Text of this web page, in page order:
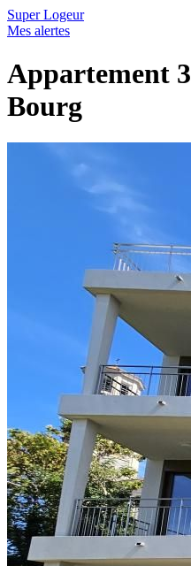
Super Logeur
Mes alertes
Appartement
Bourg